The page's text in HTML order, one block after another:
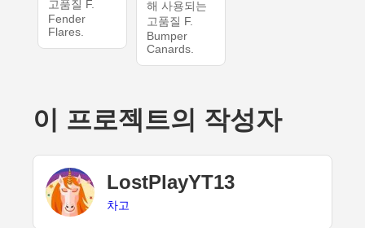
고품질 F.
Fender
Flares.
해 사용되는
고품질 F.
Bumper
Canards.
이 프로젝트의 작성자
LostPlayYT13
차고